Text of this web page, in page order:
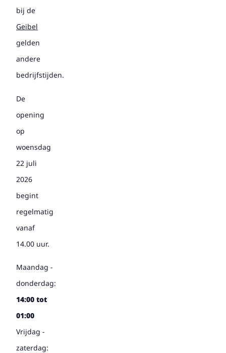
bij de
Geibel
gelden
andere
bedrijfstijden.
De
opening
op
woensdag
22 juli
2026
begint
regelmatig
vanaf
14.00 uur.
Maandag -
donderdag:
14:00 tot
01:00
Vrijdag -
zaterdag: